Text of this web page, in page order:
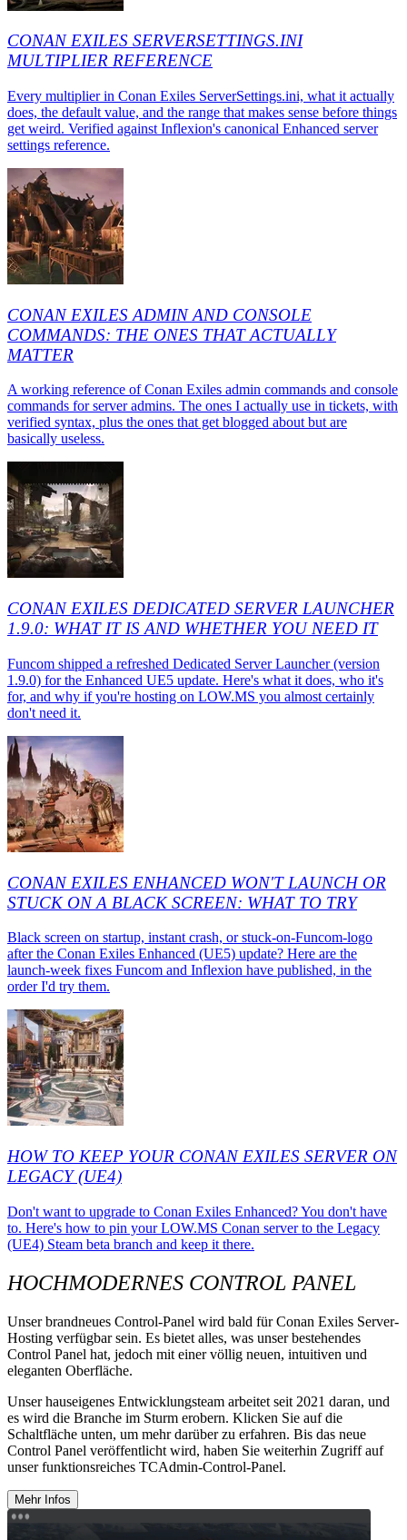
CONAN EXILES SERVERSETTINGS.INI
MULTIPLIER REFERENCE
Every multiplier in Conan Exiles ServerSettings.ini, what it actually
does, the default value, and the range that makes sense before things
get weird. Verified against Inflexion's canonical Enhanced server
settings reference.
CONAN EXILES ADMIN AND CONSOLE
COMMANDS: THE ONES THAT ACTUALLY
MATTER
A working reference of Conan Exiles admin commands and console
commands for server admins. The ones I actually use in tickets, with
verified syntax, plus the ones that get blogged about but are
basically useless.
CONAN EXILES DEDICATED SERVER LAUNCHER
1.9.0: WHAT IT IS AND WHETHER YOU NEED IT
Funcom shipped a refreshed Dedicated Server Launcher (version
1.9.0) for the Enhanced UE5 update. Here's what it does, who it's
for, and why if you're hosting on LOW.MS you almost certainly
don't need it.
CONAN EXILES ENHANCED WON'T LAUNCH OR
STUCK ON A BLACK SCREEN: WHAT TO TRY
Black screen on startup, instant crash, or stuck-on-Funcom-logo
after the Conan Exiles Enhanced (UE5) update? Here are the
launch-week fixes Funcom and Inflexion have published, in the
order I'd try them.
HOW TO KEEP YOUR CONAN EXILES SERVER ON
LEGACY (UE4)
Don't want to upgrade to Conan Exiles Enhanced? You don't have
to. Here's how to pin your LOW.MS Conan server to the Legacy
(UE4) Steam beta branch and keep it there.
HOCHMODERNES CONTROL PANEL
Unser brandneues Control-Panel wird bald für Conan Exiles Server-
Hosting verfügbar sein. Es bietet alles, was unser bestehendes
Control Panel hat, jedoch mit einer völlig neuen, intuitiven und
eleganten Oberfläche.
Unser hauseigenes Entwicklungsteam arbeitet seit 2021 daran, und
es wird die Branche im Sturm erobern. Klicken Sie auf die
Schaltfläche unten, um mehr darüber zu erfahren. Bis das neue
Control Panel veröffentlicht wird, haben Sie weiterhin Zugriff auf
unser funktionsreiches TCAdmin-Control-Panel.
Mehr Infos